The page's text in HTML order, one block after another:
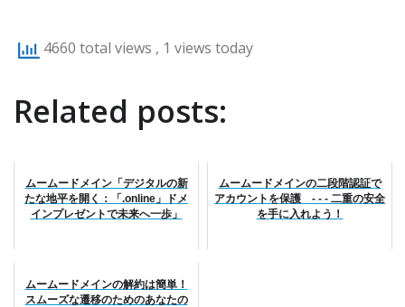
4660 total views , 1 views today
Related posts:
ムームードメイン「デジタルの新
たな地平を開く：「.online」ドメ
インプレゼントで未来へ一歩」
ムームードメインの二段階認証で
アカウントを保護 - - - 二重の安全
を手に入れよう！
ムームードメインの解約は簡単！
スムーズな遷移のためのあなたの